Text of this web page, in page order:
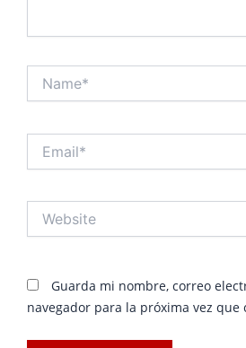
Guarda mi nombre, correo
navegador para la próxima vez que